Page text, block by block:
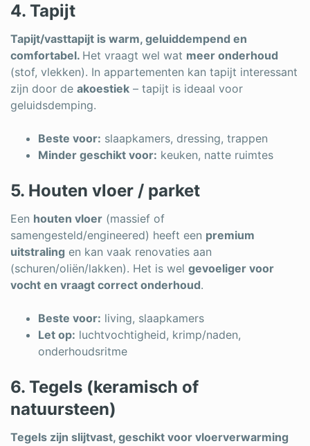
4. Tapijt
Tapijt/vasttapijt is warm, geluiddempend en
comfortabel. Het vraagt wel wat meer onderhoud
(stof, vlekken). In appartementen kan tapijt interessant
zijn door de akoestiek – tapijt is ideaal voor
geluidsdemping.
Beste voor: slaapkamers, dressing, trappen
Minder geschikt voor: keuken, natte ruimtes
5. Houten vloer / parket
Een houten vloer (massief of
samengesteld/engineered) heeft een premium
uitstraling en kan vaak renovaties aan
(schuren/oliën/lakken). Het is wel gevoeliger voor
vocht en vraagt correct onderhoud.
Beste voor: living, slaapkamers
Let op: luchtvochtigheid, krimp/naden,
onderhoudsritme
6. Tegels (keramisch of
natuursteen)
Tegels zijn slijtvast, geschikt voor vloerverwarming